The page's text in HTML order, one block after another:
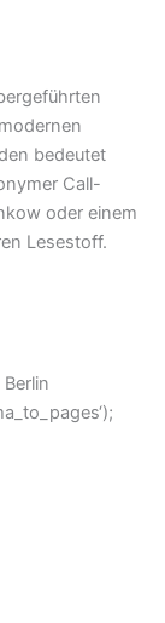
bedeutet
Call-
oder einem
Lesestoff.